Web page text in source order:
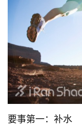
要事第一：补水